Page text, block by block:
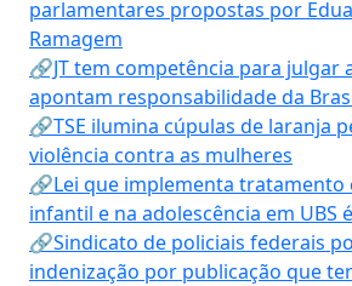
parlamentares propostas por
Ramagem
🔗JT tem competência para julgar
apontam responsabilidade da
🔗TSE ilumina cúpulas de laranja
violência contra as mulheres
🔗Lei que implementa tratamento
infantil e na adolescência em UBS
🔗Sindicato de policiais federais
indenização por publicação que